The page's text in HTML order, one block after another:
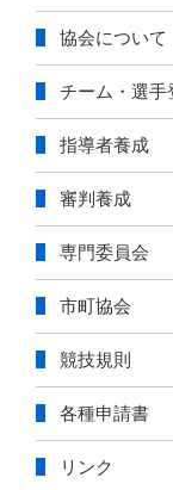
リ
協会について
チーム・選手
指導者養成
審判養成
専門委員会
市町協会
競技規則
各種申請書
リンク